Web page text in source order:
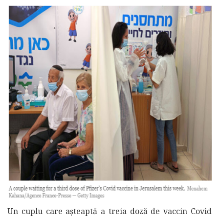
Un cuplu care așteaptă a treia doză de vaccin Covid